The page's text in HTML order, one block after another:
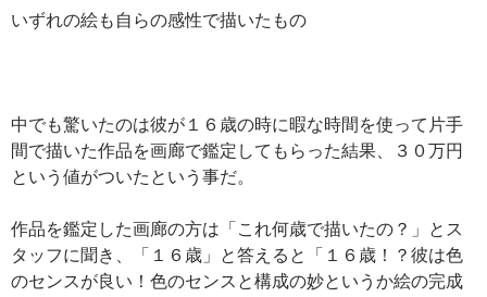
いずれの絵も自らの感性で描いたもの
中でも驚いたのは彼が１６歳の時に暇な時間を使って片手
間で描いた作品を画廊で鑑定してもらった結果、３０万円
という値がついたという事だ。
作品を鑑定した画廊の方は「これ何歳で描いたの？」とス
タッフに聞き、「１６歳」と答えると「１６歳！？彼は色
のセンスが良い！色のセンスと構成の妙というか絵の完成